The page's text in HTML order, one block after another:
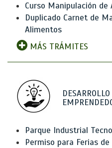
Curso Manipulación de
Duplicado Carnet de
Alimentos
MÁS TRÁMITES
Parque Industrial
Permiso para Ferias de